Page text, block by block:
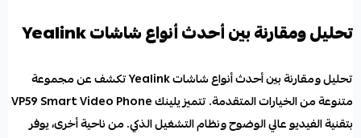
تحليل ومقارنة بين أحدث أنواع شاشات Yealink
تحليل ومقارنة بينأحدث أنواع شاشات Yealink
تكشف عن مجموعة
متنوعة من الخيارات المتقدمة. تتميز يلينك VP59 Smart Video Phone
بتقنية الفيديو عالي الوضوح ونظام التشغيل الذكي. من ناحية أخرى، يوفر